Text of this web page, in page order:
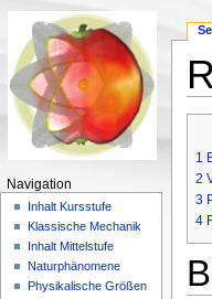
1
2
3
4
Navigation
Inhalt Kursstufe
Klassische Mechanik
Inhalt Mittelstufe
Naturphänomene
Physikalische Größen